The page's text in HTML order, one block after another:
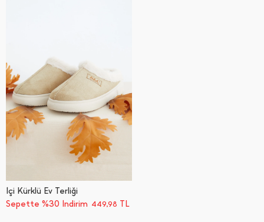
İ̇çi Kürklü Ev Terliği
Sepette %30 İndirim 449,98 TL